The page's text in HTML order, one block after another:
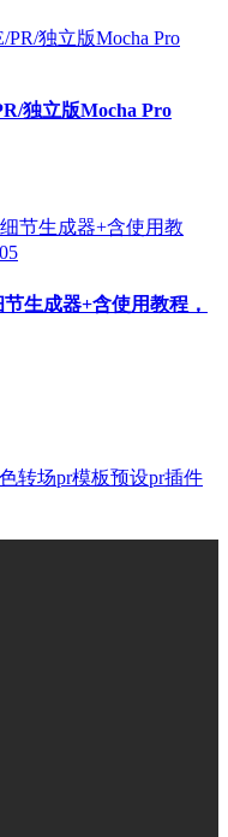
独立版Mocha Pro
生成器+含使用教程，
转场pr模板预设pr插件